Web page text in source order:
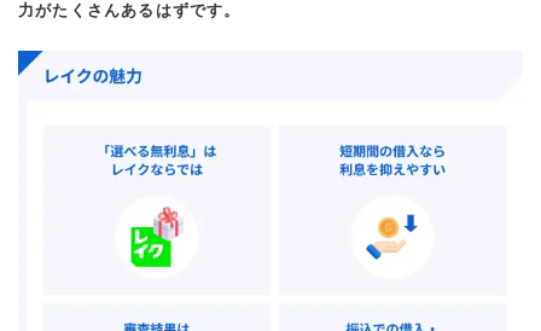
力がたくさんあるはずです。